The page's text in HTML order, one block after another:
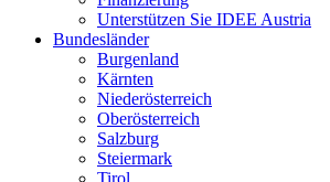
Unterstützen Sie IDEE Austria
Bundesländer
Burgenland
Kärnten
Niederösterreich
Oberösterreich
Salzburg
Steiermark
Tirol